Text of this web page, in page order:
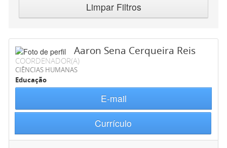
Limpar Filtros
Aaron Sena Cerqueira Reis
COORDENADOR(A)
CIÊNCIAS HUMANAS
Educação
E-mail
Currículo